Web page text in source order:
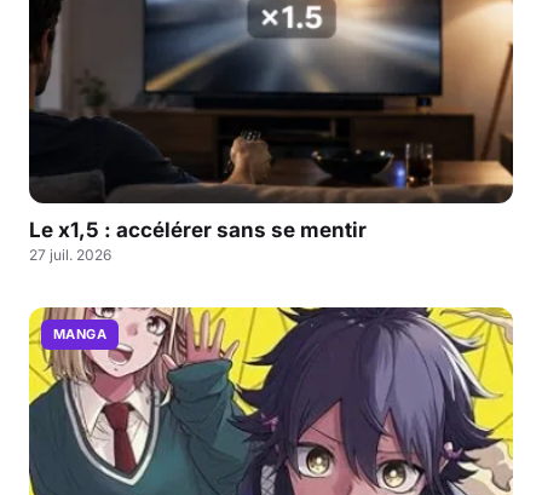
Le x1,5 : accélérer sans se mentir
27 juil. 2026
MANGA